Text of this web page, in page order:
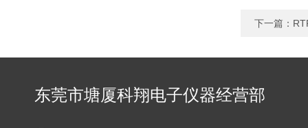
下一篇：
东莞市塘厦科翔电子仪器经营部